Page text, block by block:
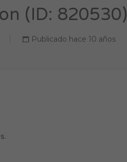
(ID: 820530)
Publicado hace 10 años